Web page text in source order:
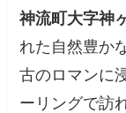
神流町大字神
れた自然豊か
古のロマンに
ーリングで訪